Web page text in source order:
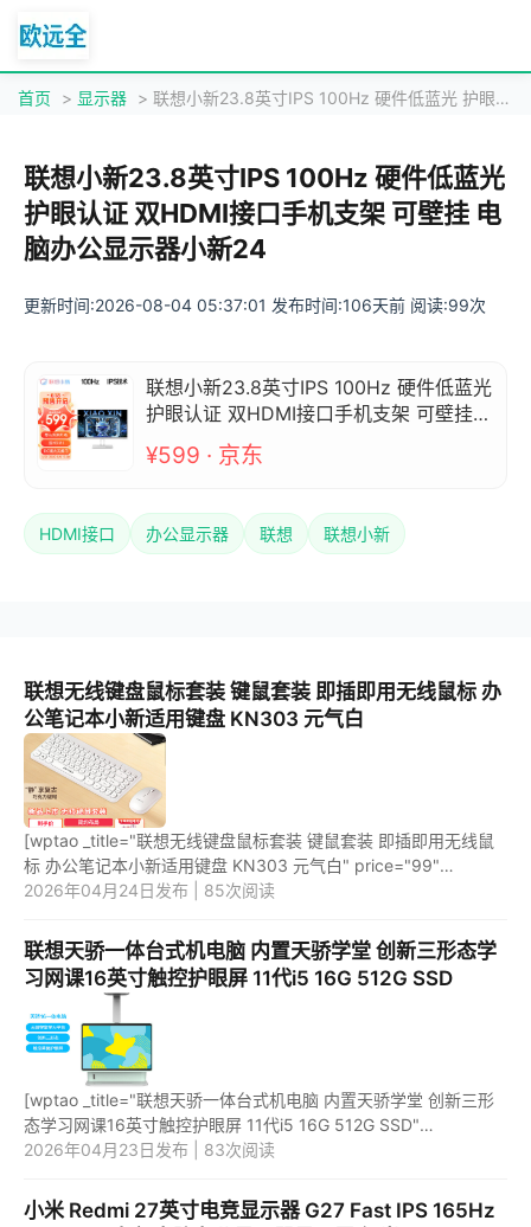
首页 > 显示器 > 联想小新23.8英寸IPS 100Hz 硬件低蓝光 护眼认证 双HDMI接口手机支架 可壁挂 电脑办公显示器小新24
联想小新23.8英寸IPS 100Hz 硬件低蓝光
护眼认证 双HDMI接口手机支架 可壁挂 电
脑办公显示器小新24
更新时间:2026-08-04 05:37:01 发布时间:106天前 阅读:99次
联想小新23.8英寸IPS 100Hz 硬件低蓝光
护眼认证 双HDMI接口手机支架 可壁挂
电脑办公显示器小新24
¥599 · 京东
HDMI接口 办公显示器 联想 联想小新
联想无线键盘鼠标套装 键鼠套装 即插即用无线鼠标 办
公笔记本小新适用键盘 KN303 元气白
[wptao _title="联想无线键盘鼠标套装 键鼠套装 即插即用无线鼠
标 办公笔记本小新适用键盘 KN303 元气白" price="99"
url="https://item.jd.com/100068318319.html"
2026年04月24日发布 | 85次阅读
联想天骄一体台式机电脑 内置天骄学堂 创新三形态学
习网课16英寸触控护眼屏 11代i5 16G 512G SSD
[wptao _title="联想天骄一体台式机电脑 内置天骄学堂 创新三形
态学习网课16英寸触控护眼屏 11代i5 16G 512G SSD"
price="4499" url="https://item.jd.com/100028857100.html"
2026年04月23日发布 | 83次阅读
小米 Redmi 27英寸电竞显示器 G27 Fast IPS 165Hz